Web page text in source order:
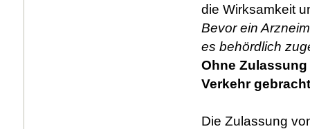
die Wirksamkeit
Bevor ein
es behördlich
Ohne
Verkehr
Die Zulassung